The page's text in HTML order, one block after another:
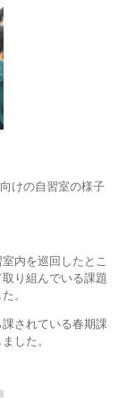
けの自習室の様子
内を巡回したとこ
り組んでいる課題
。
されている春期課
した。